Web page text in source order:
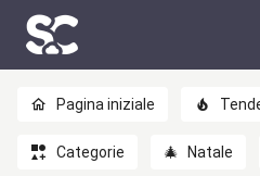
Pagina iniziale
Categorie 🎄 Natale